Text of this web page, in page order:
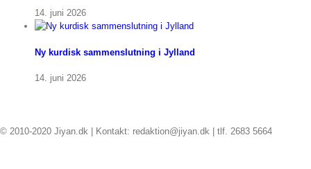
14. juni 2026
Ny kurdisk sammenslutning i Jylland
14. juni 2026
© 2010-2020 Jiyan.dk | Kontakt: redaktion@jiyan.dk | tlf. 2683 5664